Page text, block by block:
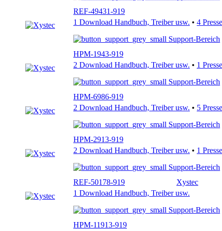
REF-49431-919
1 Download Handbuch, Treiber usw. • 4
Support-Bereich
HPM-1943-919
2 Download Handbuch, Treiber usw. • 1
Support-Bereich
HPM-6986-919
2 Download Handbuch, Treiber usw. • 5
Support-Bereich
HPM-2913-919
2 Download Handbuch, Treiber usw. • 1
Support-Bereich
REF-50178-919
Xystec
1 Download Handbuch, Treiber usw.
Support-Bereich
HPM-11913-919